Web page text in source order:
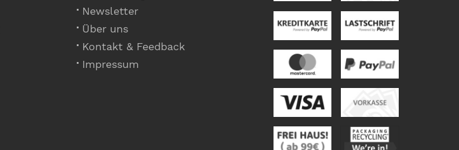
Newsletter
Über uns
Kontakt & Feedback
Impressum